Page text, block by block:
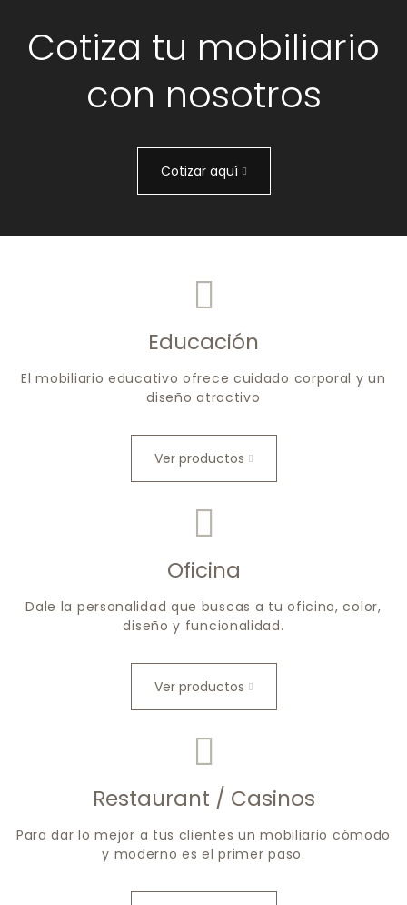
Cotiza tu mobiliario
con nosotros
Cotizar aquí
Educación
El mobiliario educativo ofrece cuidado corporal y un
diseño atractivo
Ver productos
Oficina
Dale la personalidad que buscas a tu oficina, color,
diseño y funcionalidad.
Ver productos
Restaurant / Casinos
Para dar lo mejor a tus clientes un mobiliario cómodo
y moderno es el primer paso.